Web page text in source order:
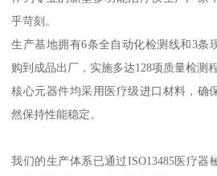
乎苛刻。
生产基地拥有6条全自动化检测线和3条
购到成品出厂，实施多达128项质量检测程
核心元器件均采用医疗级进口材料，确
然保持性能稳定。
我们的生产体系已通过ISO13485医疗器